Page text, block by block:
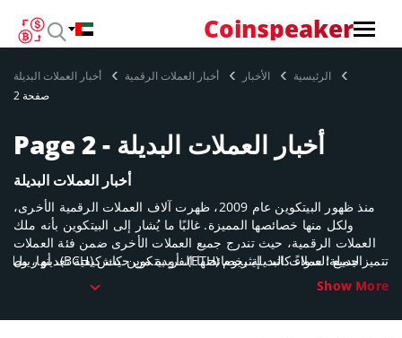
Coinspeaker
الرئيسية الأخبار أخبار العملات الرقمية
أخبار العملات البديلة
صفحة 2
أخبار العملات البديلة - Page 2
أخبار العملات البديلة
منذ ظهور البيتكوين عام 2009، ظهرت آلاف العملات الرقمية الأخرى،
ولكل منها خصائصها المميزة. غالبًا ما يُشار إلى البيتكوين بأنه ملك
العملات الرقمية، حيث تندرج جميع العملات الأخرى ضمن فئة العملات
البديلة؛ سواءً كانت إيثريوم (ETH)، أو بيتكوين كاش (BCH)، أو ريبل
تتميز جميع العملات البديلة بخصائصها الفريدة من حيث كيفية تعدينها،
Show More